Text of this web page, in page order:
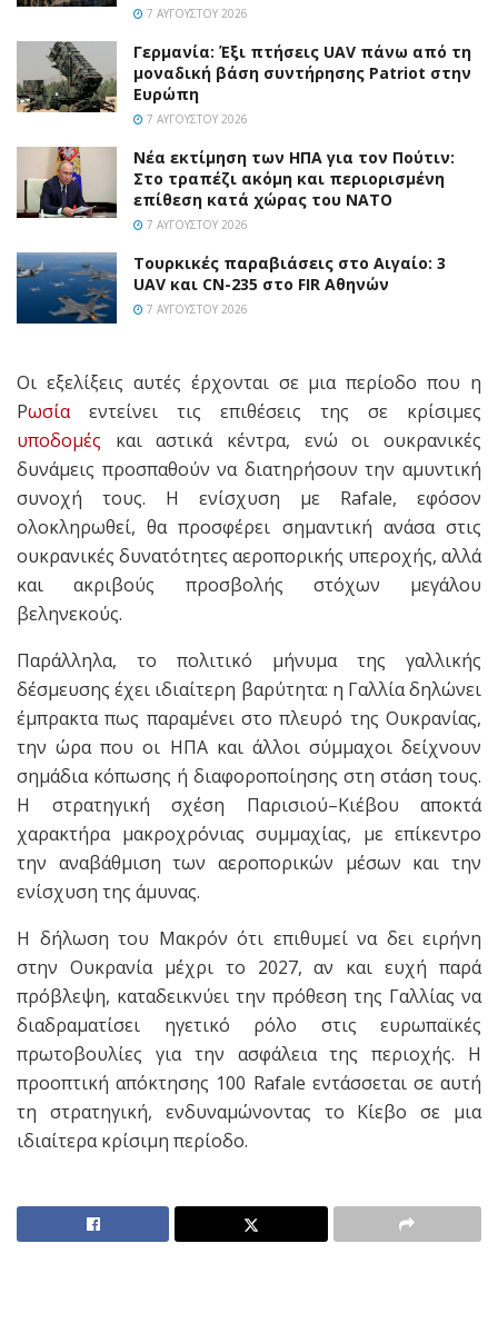
7 ΑΥΓΟΎΣΤΟΥ 2026
Γερμανία: Έξι πτήσεις UAV πάνω από τη
μοναδική βάση συντήρησης Patriot στην
Ευρώπη
7 ΑΥΓΟΎΣΤΟΥ 2026
Νέα εκτίμηση των ΗΠΑ για τον Πούτιν:
Στο τραπέζι ακόμη και περιορισμένη
επίθεση κατά χώρας του ΝΑΤΟ
7 ΑΥΓΟΎΣΤΟΥ 2026
Τουρκικές παραβιάσεις στο Αιγαίο: 3
UAV και CN-235 στο FIR Αθηνών
7 ΑΥΓΟΎΣΤΟΥ 2026
Οι εξελίξεις αυτές έρχονται σε μια περίοδο που η
Ρωσίαεντείνει τις επιθέσεις της σε κρίσιμες
υποδομές και αστικά κέντρα, ενώ οι ουκρανικές
δυνάμεις προσπαθούν να διατηρήσουν την αμυντική
συνοχή τους. Η ενίσχυση με Rafale, εφόσον
ολοκληρωθεί, θα προσφέρει σημαντική ανάσα στις
ουκρανικές δυνατότητες αεροπορικής υπεροχής, αλλά
και ακριβούς προσβολής στόχων μεγάλου
βεληνεκούς.
Παράλληλα, το πολιτικό μήνυμα της γαλλικής
δέσμευσης έχει ιδιαίτερη βαρύτητα: η Γαλλία δηλώνει
έμπρακτα πως παραμένει στο πλευρό της Ουκρανίας,
την ώρα που οι ΗΠΑ και άλλοι σύμμαχοι δείχνουν
σημάδια κόπωσης ή διαφοροποίησης στη στάση τους.
Η στρατηγική σχέση Παρισιού–Κιέβου αποκτά
χαρακτήρα μακροχρόνιας συμμαχίας, με επίκεντρο
την αναβάθμιση των αεροπορικών μέσων και την
ενίσχυση της άμυνας.
Η δήλωση του Μακρόν ότι επιθυμεί να δει ειρήνη
στην Ουκρανία μέχρι το 2027, αν και ευχή παρά
πρόβλεψη, καταδεικνύει την πρόθεση της Γαλλίας να
διαδραματίσει ηγετικό ρόλο στις ευρωπαϊκές
πρωτοβουλίες για την ασφάλεια της περιοχής. Η
προοπτική απόκτησης 100 Rafale εντάσσεται σε αυτή
τη στρατηγική, ενδυναμώνοντας το Κίεβο σε μια
ιδιαίτερα κρίσιμη περίοδο.